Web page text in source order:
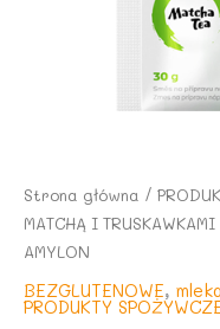
Strona główna /
MATCHĄ I
AMYLON
BEZGLUTENOWE,
PRODUKTY